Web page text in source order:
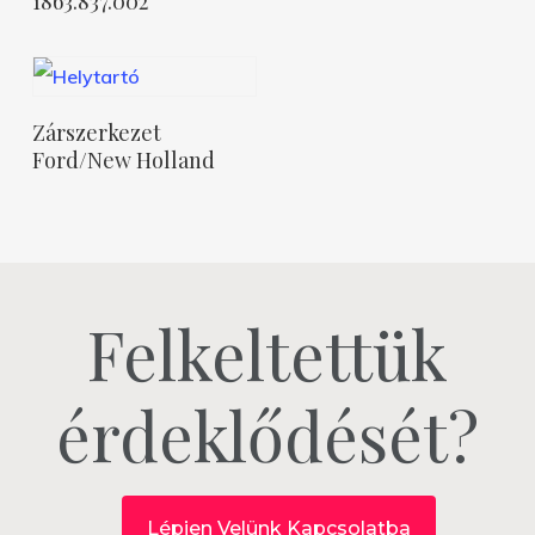
Tovább Olvasom
Zárszerkezet
Ford/New Holland
Felkeltettük
érdeklődését?
Lépjen Velünk Kapcsolatba